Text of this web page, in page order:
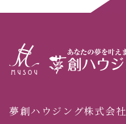
夢創ハウジング株式会社